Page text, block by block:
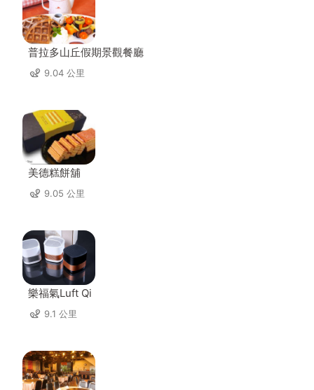
普拉多山丘假期景觀餐廳
9.04 公里
美德糕餅舖
9.05 公里
樂福氣Luft Qi
9.1 公里